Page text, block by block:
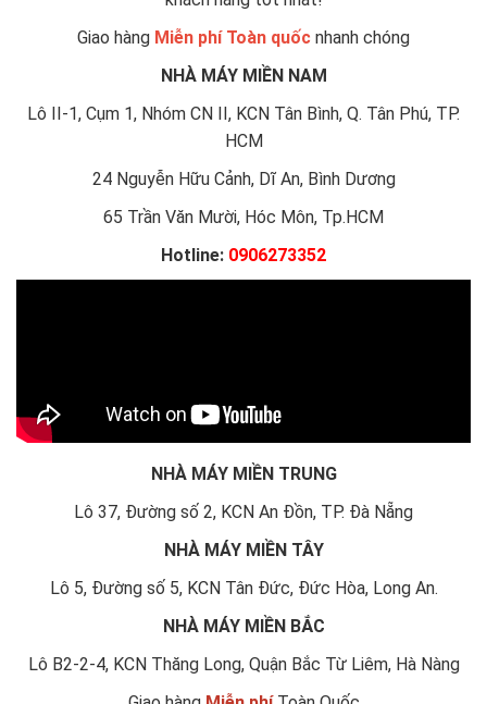
Giao hàng Miễn phí Toàn quốc nhanh chóng
NHÀ MÁY MIỀN NAM
Lô II-1, Cụm 1, Nhóm CN II, KCN Tân Bình, Q. Tân Phú, TP.
HCM
24 Nguyễn Hữu Cảnh, Dĩ An, Bình Dương
65 Trần Văn Mười, Hóc Môn, Tp.HCM
Hotline: 0906273352
NHÀ MÁY MIỀN TRUNG
Lô 37, Đường số 2, KCN An Đồn, TP. Đà Nẵng
NHÀ MÁY MIỀN TÂY
Lô 5, Đường số 5, KCN Tân Đức, Đức Hòa, Long An.
NHÀ MÁY MIỀN BẮC
Lô B2-2-4, KCN Thăng Long, Quận Bắc Từ Liêm, Hà Nàng